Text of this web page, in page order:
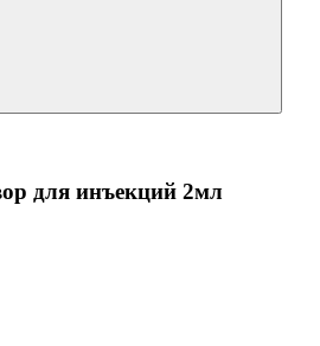
для инъекций 2мл